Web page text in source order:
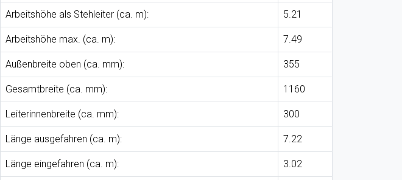
Arbeitshöhe als Stehleiter (ca. m): 5.21
Arbeitshöhe max. (ca. m): 7.49
Außenbreite oben (ca. mm): 355
Gesamtbreite (ca. mm): 1160
Leiterinnenbreite (ca. mm): 300
Länge ausgefahren (ca. m): 7.22
Länge eingefahren (ca. m): 3.02